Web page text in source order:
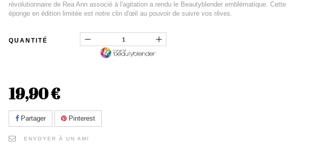
révolutionnaire de Rea Ann associé à l'agitation a rendu le Beautyblender emblématique. Cette
éponge en édition limitée est notre clin d'œil au pouvoir de suivre vos rêves.
QUANTITÉ
19,90 €
Partager Pinterest
ENVOYER À UN AMI